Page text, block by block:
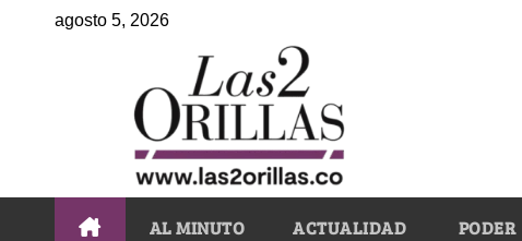
agosto 5, 2026
AL MINUTO ACTUALIDAD PODER